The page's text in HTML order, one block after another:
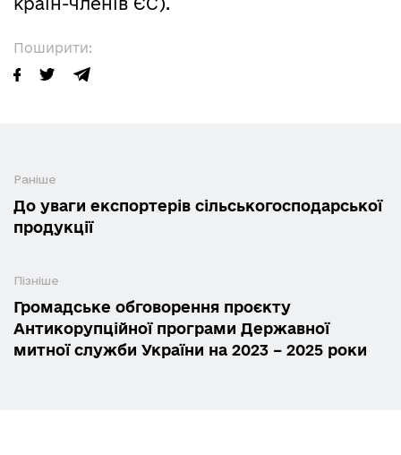
Поширити:
Раніше
До уваги експортерів сільськогосподарської
продукції
Пізніше
Громадське обговорення проєкту
Антикорупційної програми Державної
митної служби України на 2023 – 2025 роки